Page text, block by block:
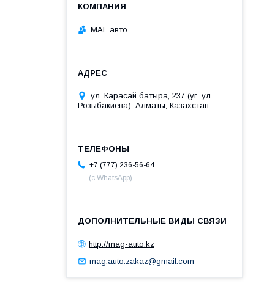
МАГ авто
ул. Карасай батыра, 237 (уг. ул.
Розыбакиева), Алматы, Казахстан
+7 (777) 236-56-64
(с WhatsApp)
http://mag-auto.kz
mag.auto.zakaz@gmail.com